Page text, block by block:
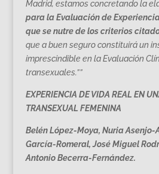
Madrid, estamos concretando la
para la Evaluación de
que se nutre de los criterios
que a buen seguro constituirá un
imprescindible en la Evaluación
transexuales.””
EXPERIENCIA DE VIDA REAL EN
TRANSEXUAL FEMENINA
Belén López-Moya, Nuria Asenjo-
García-Romeral, José Miguel
Antonio Becerra-Fernández.